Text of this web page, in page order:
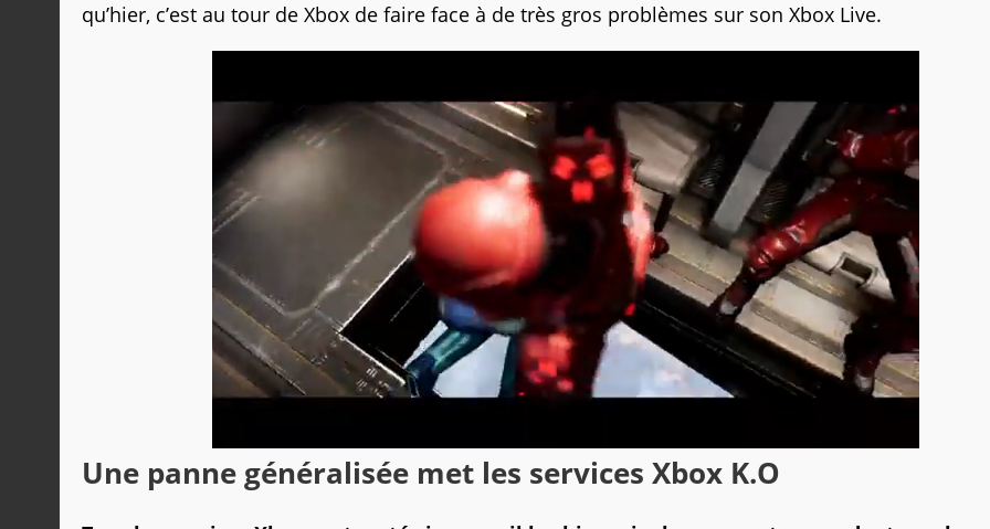
qu’hier, c’est au tour de Xbox de faire face à de très gros problèmes sur son Xbox Live.
Une panne généralisée met les services Xbox K.O